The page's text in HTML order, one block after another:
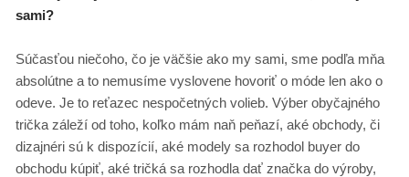
sami?
Súčasťou niečoho, čo je väčšie ako my sami, sme podľa mňa
absolútne a to nemusíme vyslovene hovoriť o móde len ako o
odeve. Je to reťazec nespočetných volieb. Výber obyčajného
trička záleží od toho, koľko mám naň peňazí, aké obchody, či
dizajnéri sú k dispozícií, aké modely sa rozhodol buyer do
obchodu kúpiť, aké tričká sa rozhodla dať značka do výroby,